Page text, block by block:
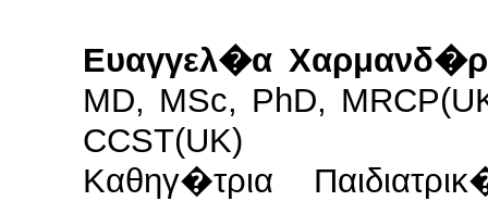
Ευαγγελ�α
MD, MSc, PhD,
CCST(UK)
Καθηγ�τρια